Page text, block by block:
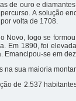
de ouro e
A solução
volta de 1708.
Novo, logo se
Em 1890, foi
Emancipou-se em
na sua maioria
de 2.537